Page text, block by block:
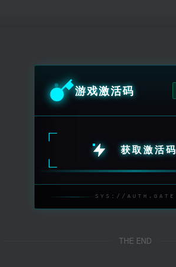
游戏激活码
获取激活码
SYS://AUTH.GATE
THE END